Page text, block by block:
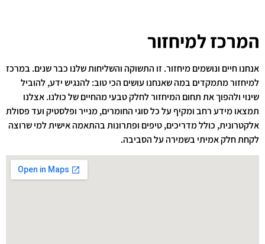
המרכז למיחזור
אנחנו חיים ונושמים מיחזור. זו התשוקה והשליחות שלנו כבר שנים. במרכז
למיחזור מתמקדים במה שאנחנו עושים הכי טוב: להנגיש ידע, להוביל
שינוי ולהפוך את תחום המיחזור לחלק טבעי מהחיים של כולנו. אצלנו
תמצאו מידע רחב ומקיף על כל סוגי החומרים, מנייר ופלסטיק ועד פסולת
אלקטרונית, כולל מדריכים, טיפים ופתרונות בהתאמה אישית למי שרוצה
לקחת חלק אמיתי בשמירה על הסביבה.